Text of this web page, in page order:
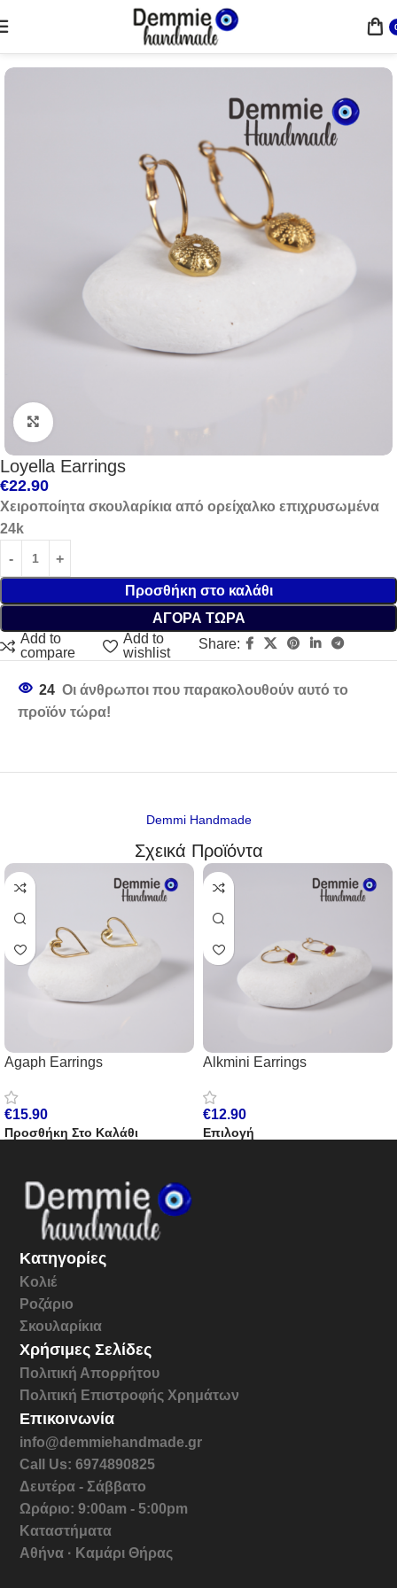
Σκουλαρίκια
Click to enlarge
Loyella Earrings
€22.90
Χειροποίητα σκουλαρίκια από ορείχαλκο επιχρυσωμένα
24k
Προσθήκη στο καλάθι
ΑΓΟΡΑ ΤΩΡΑ
Add to
compare
Add to
wishlist
Share:
24 Οι άνθρωποι που παρακολουθούν αυτό το
προϊόν τώρα!
Demmi Handmade
Σχεικά Προϊόντα
Agaph Earrings
€15.90
Προσθήκη Στο Καλάθι
Alkmini Earrings
€12.90
Επιλογή
Κατηγορίες
Κολιέ
Ροζάριο
Σκουλαρίκια
Χρήσιμες Σελίδες
Πολιτική Απορρήτου
Πολιτική Επιστροφής Χρημάτων
Επικοινωνία
info@demmiehandmade.gr
Call Us: 6974890825
Δευτέρα - Σάββατο
Ωράριο: 9:00am - 5:00pm
Καταστήματα
Αθήνα · Καμάρι Θήρας